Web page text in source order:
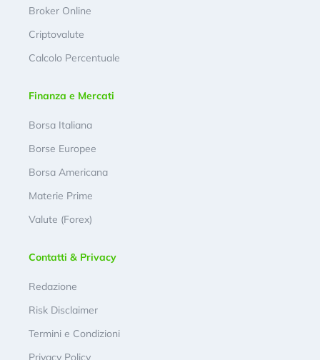
Broker Online
Criptovalute
Calcolo Percentuale
Finanza e Mercati
Borsa Italiana
Borse Europee
Borsa Americana
Materie Prime
Valute (Forex)
Contatti & Privacy
Redazione
Risk Disclaimer
Termini e Condizioni
Privacy Policy